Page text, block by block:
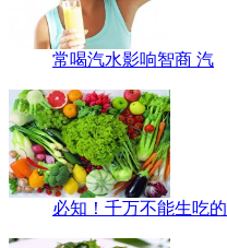
常喝汽水影响智商 汽
必知！千万不能生吃的